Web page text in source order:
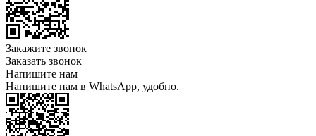
Закажите звонок
Заказать звонок
Напишите нам
Напишите нам в WhatsApp, удобно.